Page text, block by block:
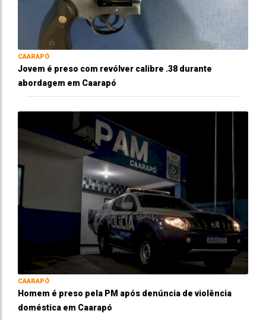
CAARAPÓ
Jovem é preso com revólver calibre .38 durante
abordagem em Caarapó
CAARAPÓ
Homem é preso pela PM após denúncia de violência
doméstica em Caarapó